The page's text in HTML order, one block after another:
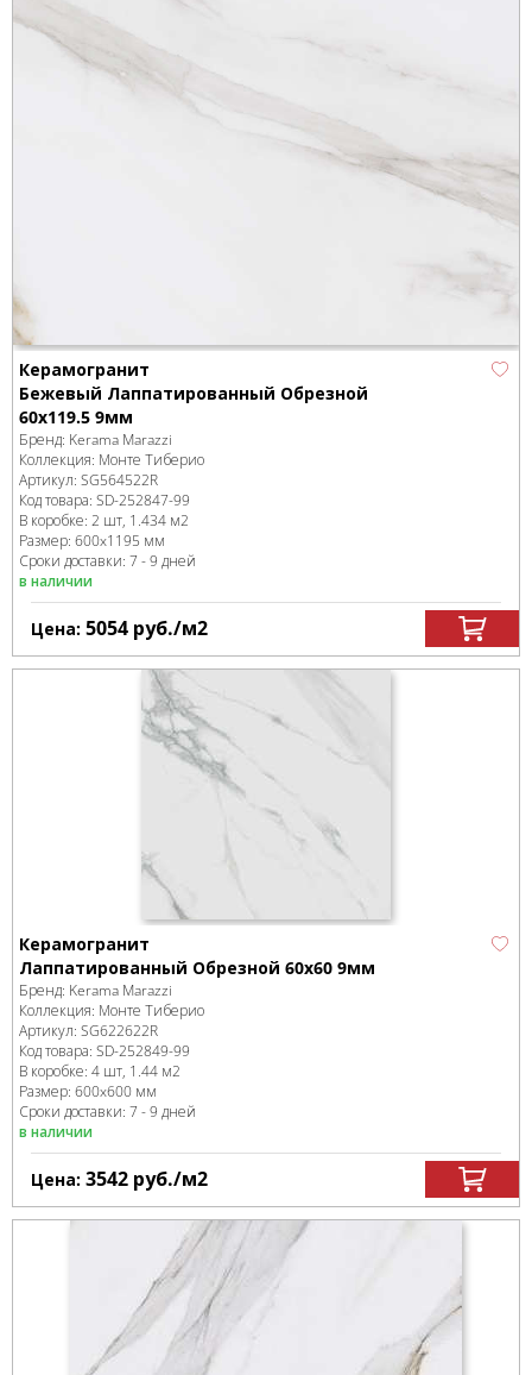
Керамогранит
Бежевый Лаппатированный Обрезной
60x119.5 9мм
Бренд: Kerama Marazzi
Коллекция: Монте Тиберио
Артикул: SG564522R
Код товара: SD-252847-99
В коробке: 2 шт, 1.434 м2
Размер: 600x1195 мм
Сроки доставки: 7 - 9 дней
в наличии
Цена: 5054 руб./м2
Керамогранит
Лаппатированный Обрезной 60x60 9мм
Бренд: Kerama Marazzi
Коллекция: Монте Тиберио
Артикул: SG622622R
Код товара: SD-252849-99
В коробке: 4 шт, 1.44 м2
Размер: 600x600 мм
Сроки доставки: 7 - 9 дней
в наличии
Цена: 3542 руб./м2